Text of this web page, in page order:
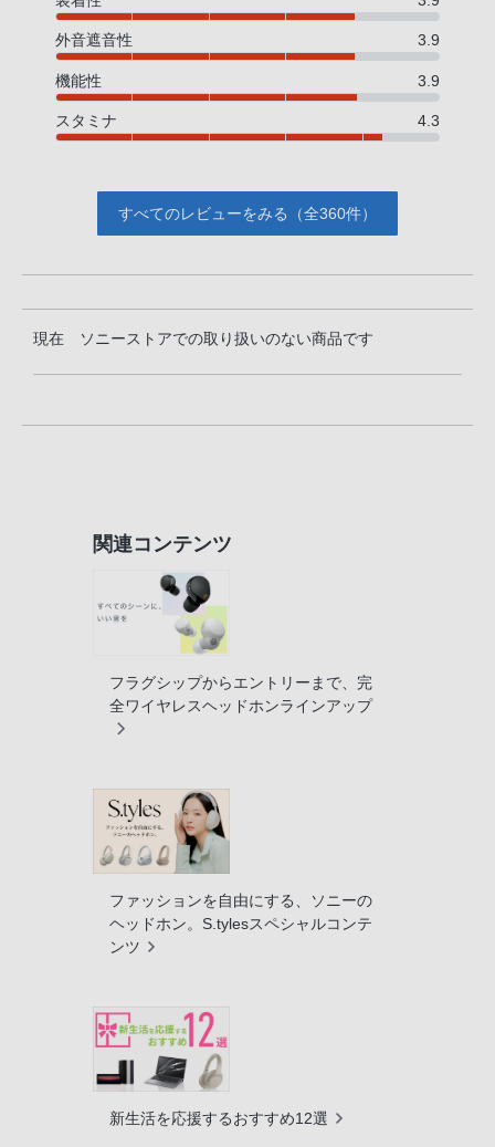
外音遮音性 3.9
機能性 3.9
スタミナ 4.3
すべてのレビューをみる（全360件）
現在 ソニーストアでの取り扱いのない商品です
関連コンテンツ
フラグシップからエントリーまで、完
全ワイヤレスヘッドホンラインアップ
ファッションを自由にする、ソニーの
ヘッドホン。S.tylesスペシャルコンテ
ンツ
新生活を応援するおすすめ12選